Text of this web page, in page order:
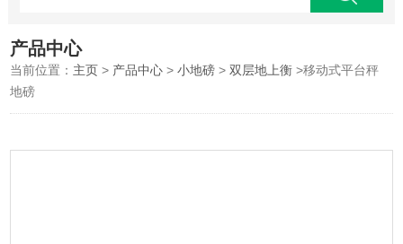
产品中心
当前位置： 主页 > 产品中心 >小地磅 >双层地上衡 >移动式平台秤
地磅